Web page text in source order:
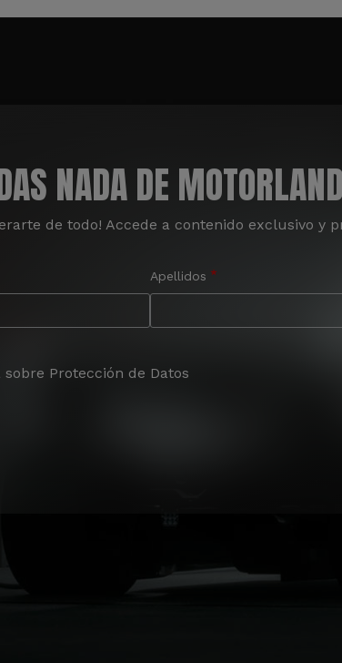
NADA DE MOTORLAND
de todo! Accede a contenido exclusivo y
Apellidos
Protección de Datos